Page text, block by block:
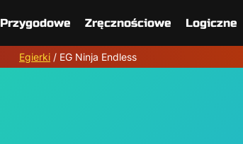
Przygodowe Zręcznościowe Logiczne
Egierki / EG Ninja Endless